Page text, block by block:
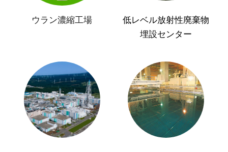
ウラン濃縮工場
低レベル放射性廃棄物
埋設センター